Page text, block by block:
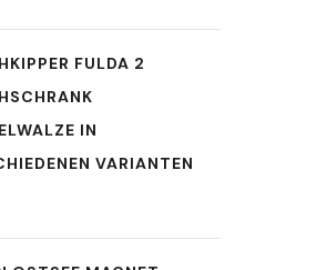
FULDA 2
IN
VARIANTEN